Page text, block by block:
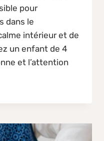
pour
dans le
intérieur et de
un enfant de 4
et l’attention